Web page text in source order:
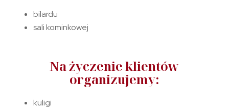
bilardu
sali kominkowej
Na życzenie klientów
organizujemy:
kuligi